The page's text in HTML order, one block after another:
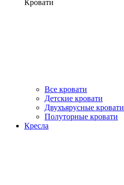
Кровати
Все кровати
Детские кровати
Двухъярусные кровати
Полуторные кровати
Кресла